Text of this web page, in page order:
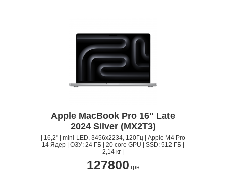
Apple MacBook Pro 16" Late
2024 Silver (MX2T3)
| 16,2" | mini-LED, 3456x2234, 120Гц | Apple M4 Pro
14 Ядер | ОЗУ: 24 ГБ | 20 core GPU | SSD: 512 ГБ |
2,14 кг |
127800 грн